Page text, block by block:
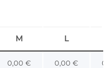
M L
0,00 € 0,00 €